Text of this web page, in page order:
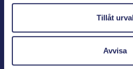
Tillåt
Avvisa
Kontaktinformation
Ge en gåva